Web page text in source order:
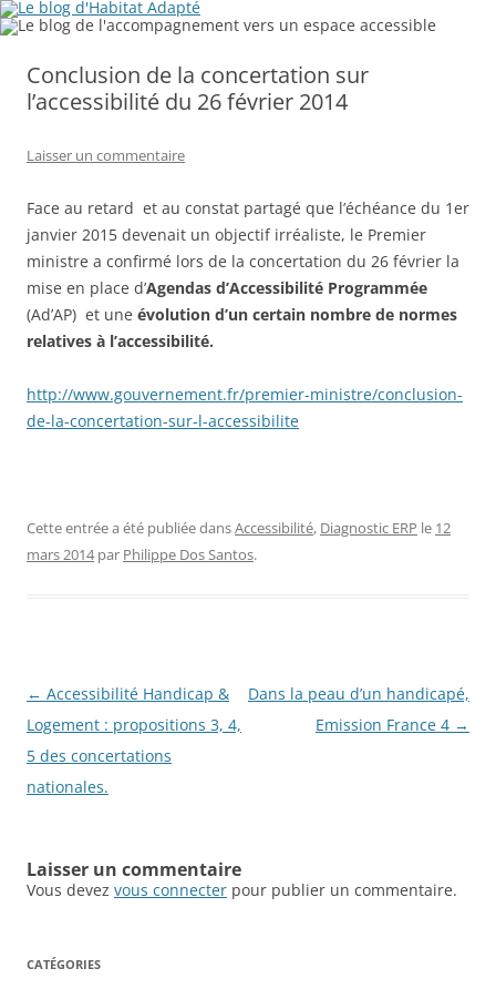
Conclusion de la concertation sur
l’accessibilité du 26 février 2014
Laisser un commentaire
Face au retard et au constat partagé que l’échéance du 1er
janvier 2015 devenait un objectif irréaliste, le Premier
ministre a confirmé lors de la concertation du 26 février la
mise en place d’Agendas d’Accessibilité Programmée
(Ad’AP) et une évolution d’un certain nombre de normes
relatives à l’accessibilité.
http://www.gouvernement.fr/premier-ministre/conclusion-
de-la-concertation-sur-l-accessibilite
Cette entrée a été publiée dansAccessibilité, Diagnostic ERP le 12
mars 2014 par Philippe Dos Santos.
Navigation
des
articles
← Accessibilité Handicap &
Logement : propositions 3, 4,
5 des concertations
nationales.
Dans la peau d’un handicapé,
Emission France 4 →
Laisser un commentaire
Vous devez vous connecter pour publier un commentaire.
CATÉGORIES